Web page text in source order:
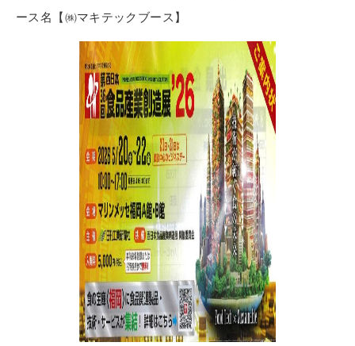
ース名【㈱マキテックブース】